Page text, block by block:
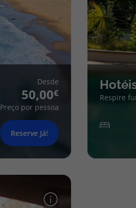
Desde
50,00
Preço por pessoa
Reserve Já!
Respire